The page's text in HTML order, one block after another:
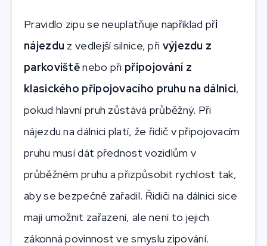
Pravidlo zipu se neuplatňuje například při
nájezdu z vedlejší silnice, při výjezdu z
parkovištěnebo při připojování z
klasického připojovacího pruhu na dálnici,
pokud hlavní pruh zůstává průběžný. Při
nájezdu na dálnici platí, že řidič v připojovacím
pruhu musí dát přednost vozidlům v
průběžném pruhu a přizpůsobit rychlost tak,
aby se bezpečně zařadil. Řidiči na dálnici sice
mají umožnit zařazení, ale není to jejich
zákonná povinnost ve smyslu zipování.